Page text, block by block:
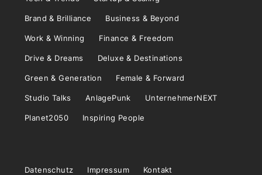
Brand & Brilliance Business & Beyond
Work & Winning Finance & Freedom
Drive & Dreams Deluxe & Destinations
Green & Generation Female & Forward
Studio Talks AnlagePunk UnternehmerNEXT
Planet2050 Inspiring People
Datenschutz Impressum Kontakt